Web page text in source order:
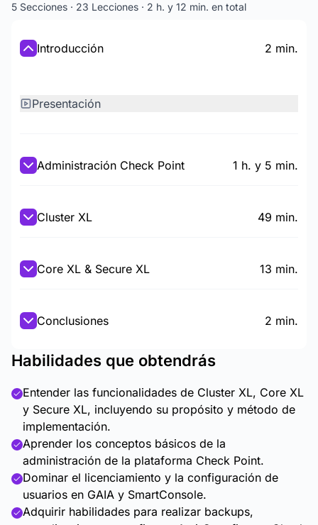
5 Secciones · 23 Lecciones · 2 h. y 12 min. en total
Introducción 2 min.
Presentación
Administración Check Point 1 h. y 5 min.
Cluster XL 49 min.
Core XL & Secure XL 13 min.
Conclusiones 2 min.
Habilidades que obtendrás
Entender las funcionalidades de Cluster XL, Core XL
y Secure XL, incluyendo su propósito y método de
implementación.
Aprender los conceptos básicos de la
administración de la plataforma Check Point.
Dominar el licenciamiento y la configuración de
usuarios en GAIA y SmartConsole.
Adquirir habilidades para realizar backups,